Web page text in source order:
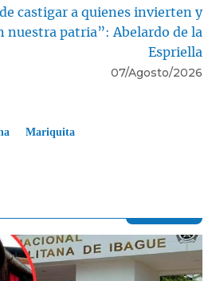
castigar a quienes invierten y
nuestra patria”: Abelardo de la
Espriella
07/Agosto/2026
Mariquita